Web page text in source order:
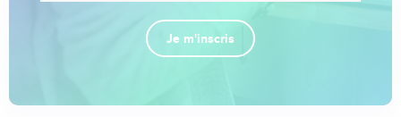
Je m'inscris